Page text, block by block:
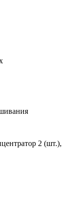
2 (шт.),